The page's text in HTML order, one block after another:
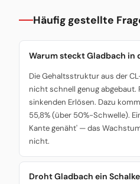
Häufig gestellte
Warum steckt Gladbach in
Die Gehaltsstruktur aus der
nicht schnell genug abgebaut.
sinkenden Erlösen. Dazu
55,8% (über 50%-Schwelle).
Kante genäht' — das
nicht.
Droht Gladbach ein